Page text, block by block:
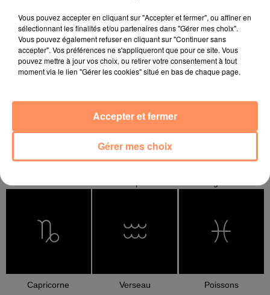
Capricorne Verseau Poissons
Vous pouvez accepter en cliquant sur "Accepter et fermer", ou affiner en
sélectionnant les finalités et/ou partenaires dans "Gérer mes choix".
Vous pouvez également refuser en cliquant sur "Continuer sans
accepter". Vos préférences ne s'appliqueront que pour ce site. Vous
pouvez mettre à jour vos choix, ou retirer votre consentement à tout
moment via le lien "Gérer les cookies" situé en bas de chaque page.
Gérer mes choix
Accepter et fermer